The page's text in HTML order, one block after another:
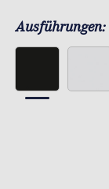
Ausführungen: